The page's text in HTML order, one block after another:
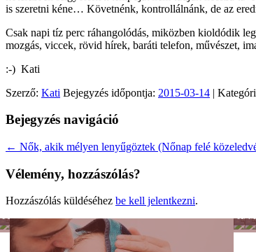
is szeretni kéne… Követnénk, kontrollálnánk, de az
Csak napi tíz perc ráhangolódás, miközben kioldódik
mozgás, viccek, rövid hírek, baráti telefon, művészet,
:-) Kati
Szerző: Kati Bejegyzés időpontja: 2015-03-14 |
Bejegyzés navigáció
← Nők, akik mélyen lenyűgöztek (Nőnap felé
Vélemény, hozzászólás?
Hozzászólás küldéséhez be kell jelentkezni.
Férfiszellem